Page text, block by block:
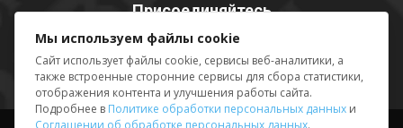
Присоединяйтесь
Мы используем файлы cookie
Сайт использует файлы cookie, сервисы веб-аналитики, а
также встроенные сторонние сервисы для сбора статистики,
отображения контента и улучшения работы сайта.
Подробнее в Политике обработки персональных данных и
Соглашении об обработке персональных данных.